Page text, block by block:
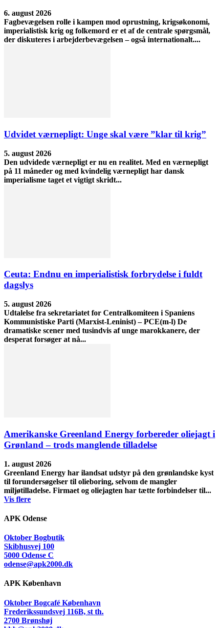
6. august 2026
Fagbevægelsen rolle i kampen mod oprustning, krigsøkonomi,
imperialistisk krig og folkemord er et af de centrale spørgsmål,
der diskuteres i arbejderbevægelsen – også internationalt....
Udvidet værnepligt: Unge skal være ”klar til krig”
5. august 2026
Den udvidede værnepligt er nu en realitet. Med en værnepligt
på 11 måneder og med kvindelig værnepligt har dansk
imperialisme taget et vigtigt skridt...
Ceuta: Endnu en imperialistisk forbrydelse i fuldt
dagslys
5. august 2026
Udtalelse fra sekretariatet for Centralkomiteen i Spaniens
Kommunistiske Parti (Marxist-Leninist) – PCE(m-l) De
dramatiske scener med tusindvis af unge marokkanere, der
desperat forsøger at nå...
Amerikanske Greenland Energy forbereder oliejagt i
Grønland – trods manglende tilladelse
1. august 2026
Greenland Energy har ilandsat udstyr på den grønlandske kyst
til forundersøgelser til olieboring, selvom de mangler
miljøtilladelse. Firmaet og oliejagten har tætte forbindelser til...
Vis flere
APK Odense
Oktober Bogbutik
Skibhusvej 100
5000 Odense C
odense@apk2000.dk
APK København
Oktober Bogcafé København
Frederikssundsvej 116B, st th.
2700 Brønshøj